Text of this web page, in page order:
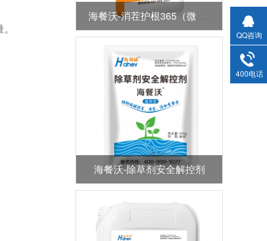
海餐沃-消茬护根365（微生物菌剂）
海餐沃-除草剂安全解控剂
QQ咨询
400电话